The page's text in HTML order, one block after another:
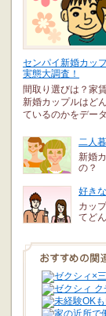
センパイ新婚カッ
実態大調査！
間取り選びは？家
新婚カップルはど
ているのかをデー
二人
新婚
の？
好き
カッ
てど